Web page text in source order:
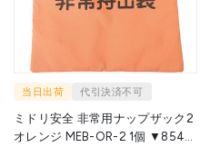
当日出荷 代引決済不可
ミドリ安全 非常用ナップザック2
オレンジ MEB-OR-2 1個 ▼854-